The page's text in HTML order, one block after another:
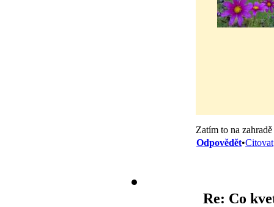
Zatím to na
Odpovědět•Citovat
Re: Co